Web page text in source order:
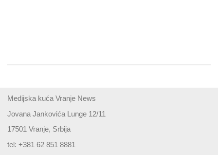
Medijska kuća Vranje News
Jovana Jankovića Lunge 12/11
17501 Vranje, Srbija
tel: +381 62 851 8881